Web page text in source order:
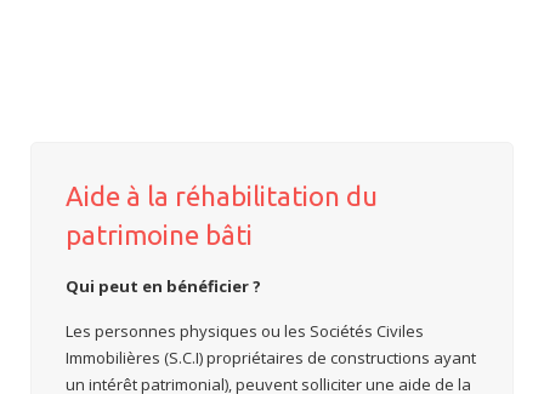
Aide à la réhabilitation du
patrimoine bâti
Qui peut en bénéficier?
Les personnes physiques ou les Sociétés Civiles
Immobilières (S.C.I) propriétaires de constructions ayant
un intérêt patrimonial), peuvent solliciter une aide de la